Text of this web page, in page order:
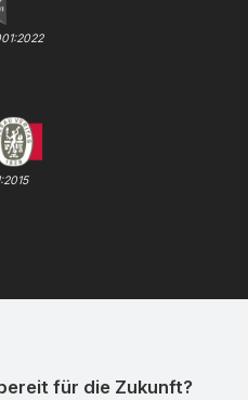
für die Zukunft?